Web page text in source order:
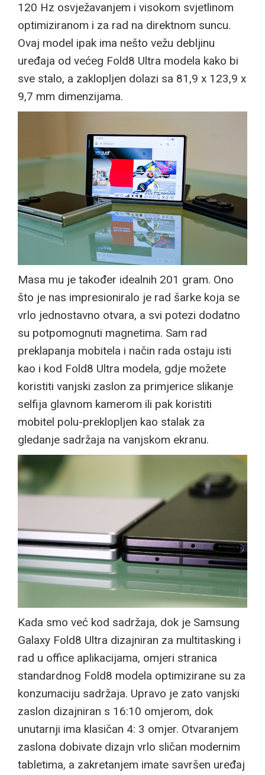
120 Hz osvježavanjem i visokom svjetlinom
optimiziranom i za rad na direktnom suncu.
Ovaj model ipak ima nešto vežu debljinu
uređaja od većeg Fold8 Ultra modela kako bi
sve stalo, a zaklopljen dolazi sa 81,9 x 123,9 x
9,7 mm dimenzijama.
Masa mu je također idealnih 201 gram. Ono
što je nas impresioniralo je rad šarke koja se
vrlo jednostavno otvara, a svi potezi dodatno
su potpomognuti magnetima. Sam rad
preklapanja mobitela i način rada ostaju isti
kao i kod Fold8 Ultra modela, gdje možete
koristiti vanjski zaslon za primjerice slikanje
selfija glavnom kamerom ili pak koristiti
mobitel polu-preklopljen kao stalak za
gledanje sadržaja na vanjskom ekranu.
Kada smo već kod sadržaja, dok je Samsung
Galaxy Fold8 Ultra dizajniran za multitasking i
rad u office aplikacijama, omjeri stranica
standardnog Fold8 modela optimizirane su za
konzumaciju sadržaja. Upravo je zato vanjski
zaslon dizajniran s 16:10 omjerom, dok
unutarnji ima klasičan 4: 3 omjer. Otvaranjem
zaslona dobivate dizajn vrlo sličan modernim
tabletima, a zakretanjem imate savršen uređaj